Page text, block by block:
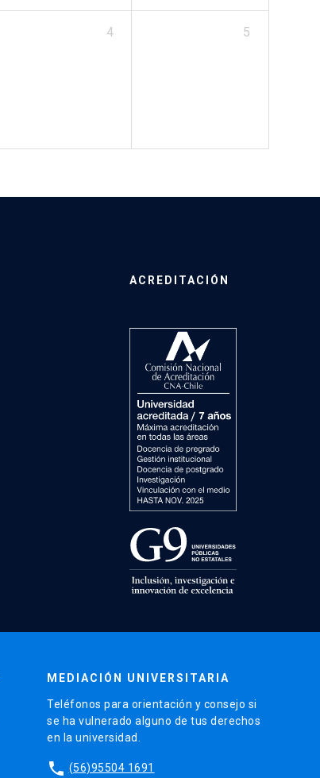
4 5
ACREDITACIÓN
MEDIACIÓN UNIVERSITARIA
Teléfonos para orientación y consejo si
se ha vulnerado alguno de tus derechos
en la universidad.
phone (56)95504 1691